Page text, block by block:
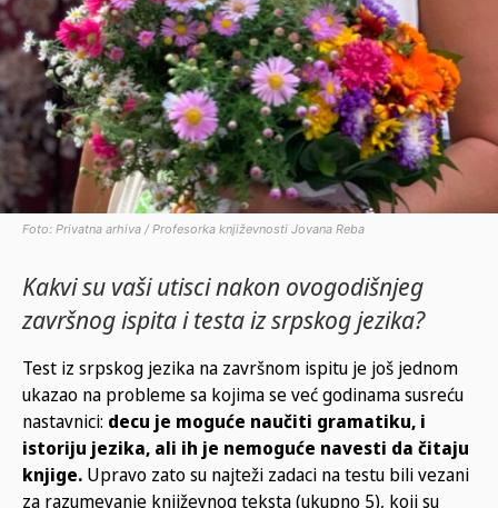
Foto: Privatna arhiva / Profesorka književnosti Jovana Reba
Kakvi su vaši utisci nakon ovogodišnjeg
završnog ispita i testa iz srpskog jezika?
Test iz srpskog jezika na završnom ispitu je još jednom
ukazao na probleme sa kojima se već godinama susreću
nastavnici: decu je moguće naučiti gramatiku, i
istoriju jezika, ali ih je nemoguće navesti da čitaju
knjige. Upravo zato su najteži zadaci na testu bili vezani
za razumevanje književnog teksta (ukupno 5), koji su